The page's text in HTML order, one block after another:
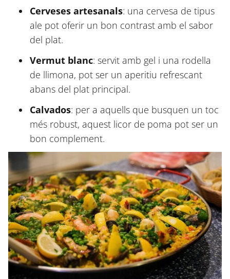
Cerveses artesanals: una cervesa de tipus
ale pot oferir un bon contrast amb el sabor
del plat.
Vermut blanc: servit amb gel i una rodella
de llimona, pot ser un aperitiu refrescant
abans del plat principal.
Calvados: per a aquells que busquen un toc
més robust, aquest licor de poma pot ser un
bon complement.